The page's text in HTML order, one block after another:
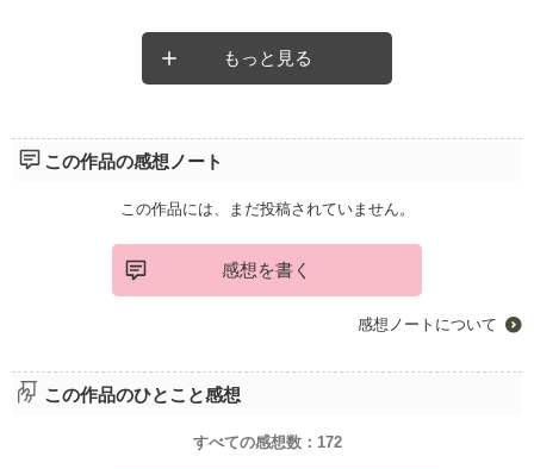
もっと見る
この作品の感想ノート
この作品には、まだ投稿されていません。
感想を書く
感想ノートについて
この作品のひとこと感想
すべての感想数： 172